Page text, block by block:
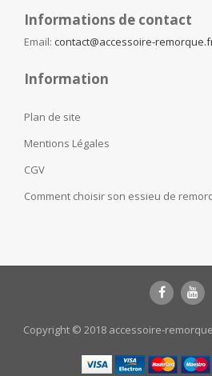
Informations de contact
Email: contact@accessoire-
Information
Plan de site
Mentions Légales
CGV
Comment choisir son essieu de
Copyright © 2018 accessoire-